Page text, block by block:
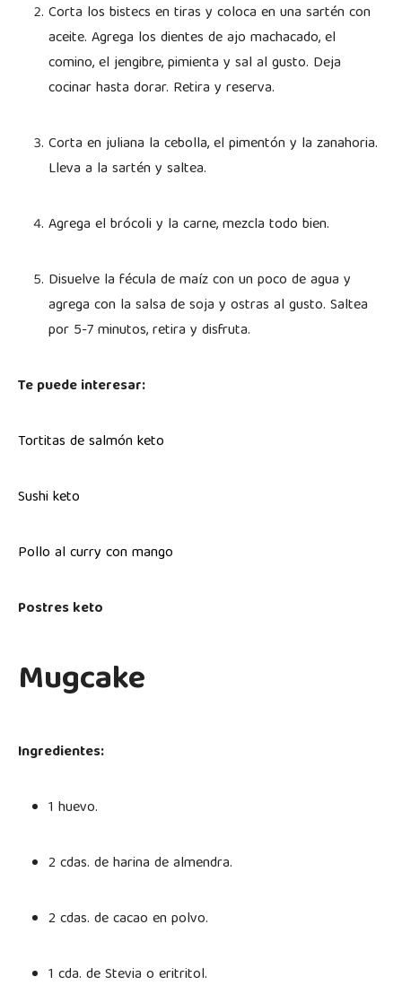
Corta los bistecs en tiras y coloca en una sartén con
aceite. Agrega los dientes de ajo machacado, el
comino, el jengibre, pimienta y sal al gusto. Deja
cocinar hasta dorar. Retira y reserva.
Corta en juliana la cebolla, el pimentón y la zanahoria.
Lleva a la sartén y saltea.
Agrega el brócoli y la carne, mezcla todo bien.
Disuelve la fécula de maíz con un poco de agua y
agrega con la salsa de soja y ostras al gusto. Saltea
por 5-7 minutos, retira y disfruta.
Te puede interesar:
Tortitas de salmón keto
Sushi keto
Pollo al curry con mango
Postres keto
Mugcake
Ingredientes:
1 huevo.
2 cdas. de harina de almendra.
2 cdas. de cacao en polvo.
1 cda. de Stevia o eritritol.